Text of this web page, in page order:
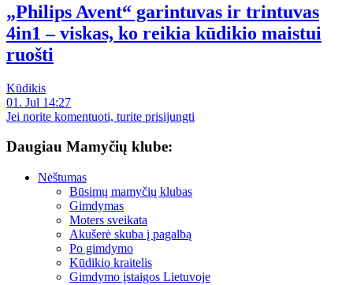
„Philips Avent“ garintuvas ir trintuvas
4in1 – viskas, ko reikia kūdikio maistui
ruošti
Kūdikis
01. Jul 14:27
Jei norite komentuoti, turite prisijungti
Daugiau Mamyčių klube:
Nėštumas
Būsimų mamyčių klubas
Gimdymas
Moters sveikata
Akušerė skuba į pagalbą
Po gimdymo
Kūdikio kraitelis
Gimdymo įstaigos Lietuvoje